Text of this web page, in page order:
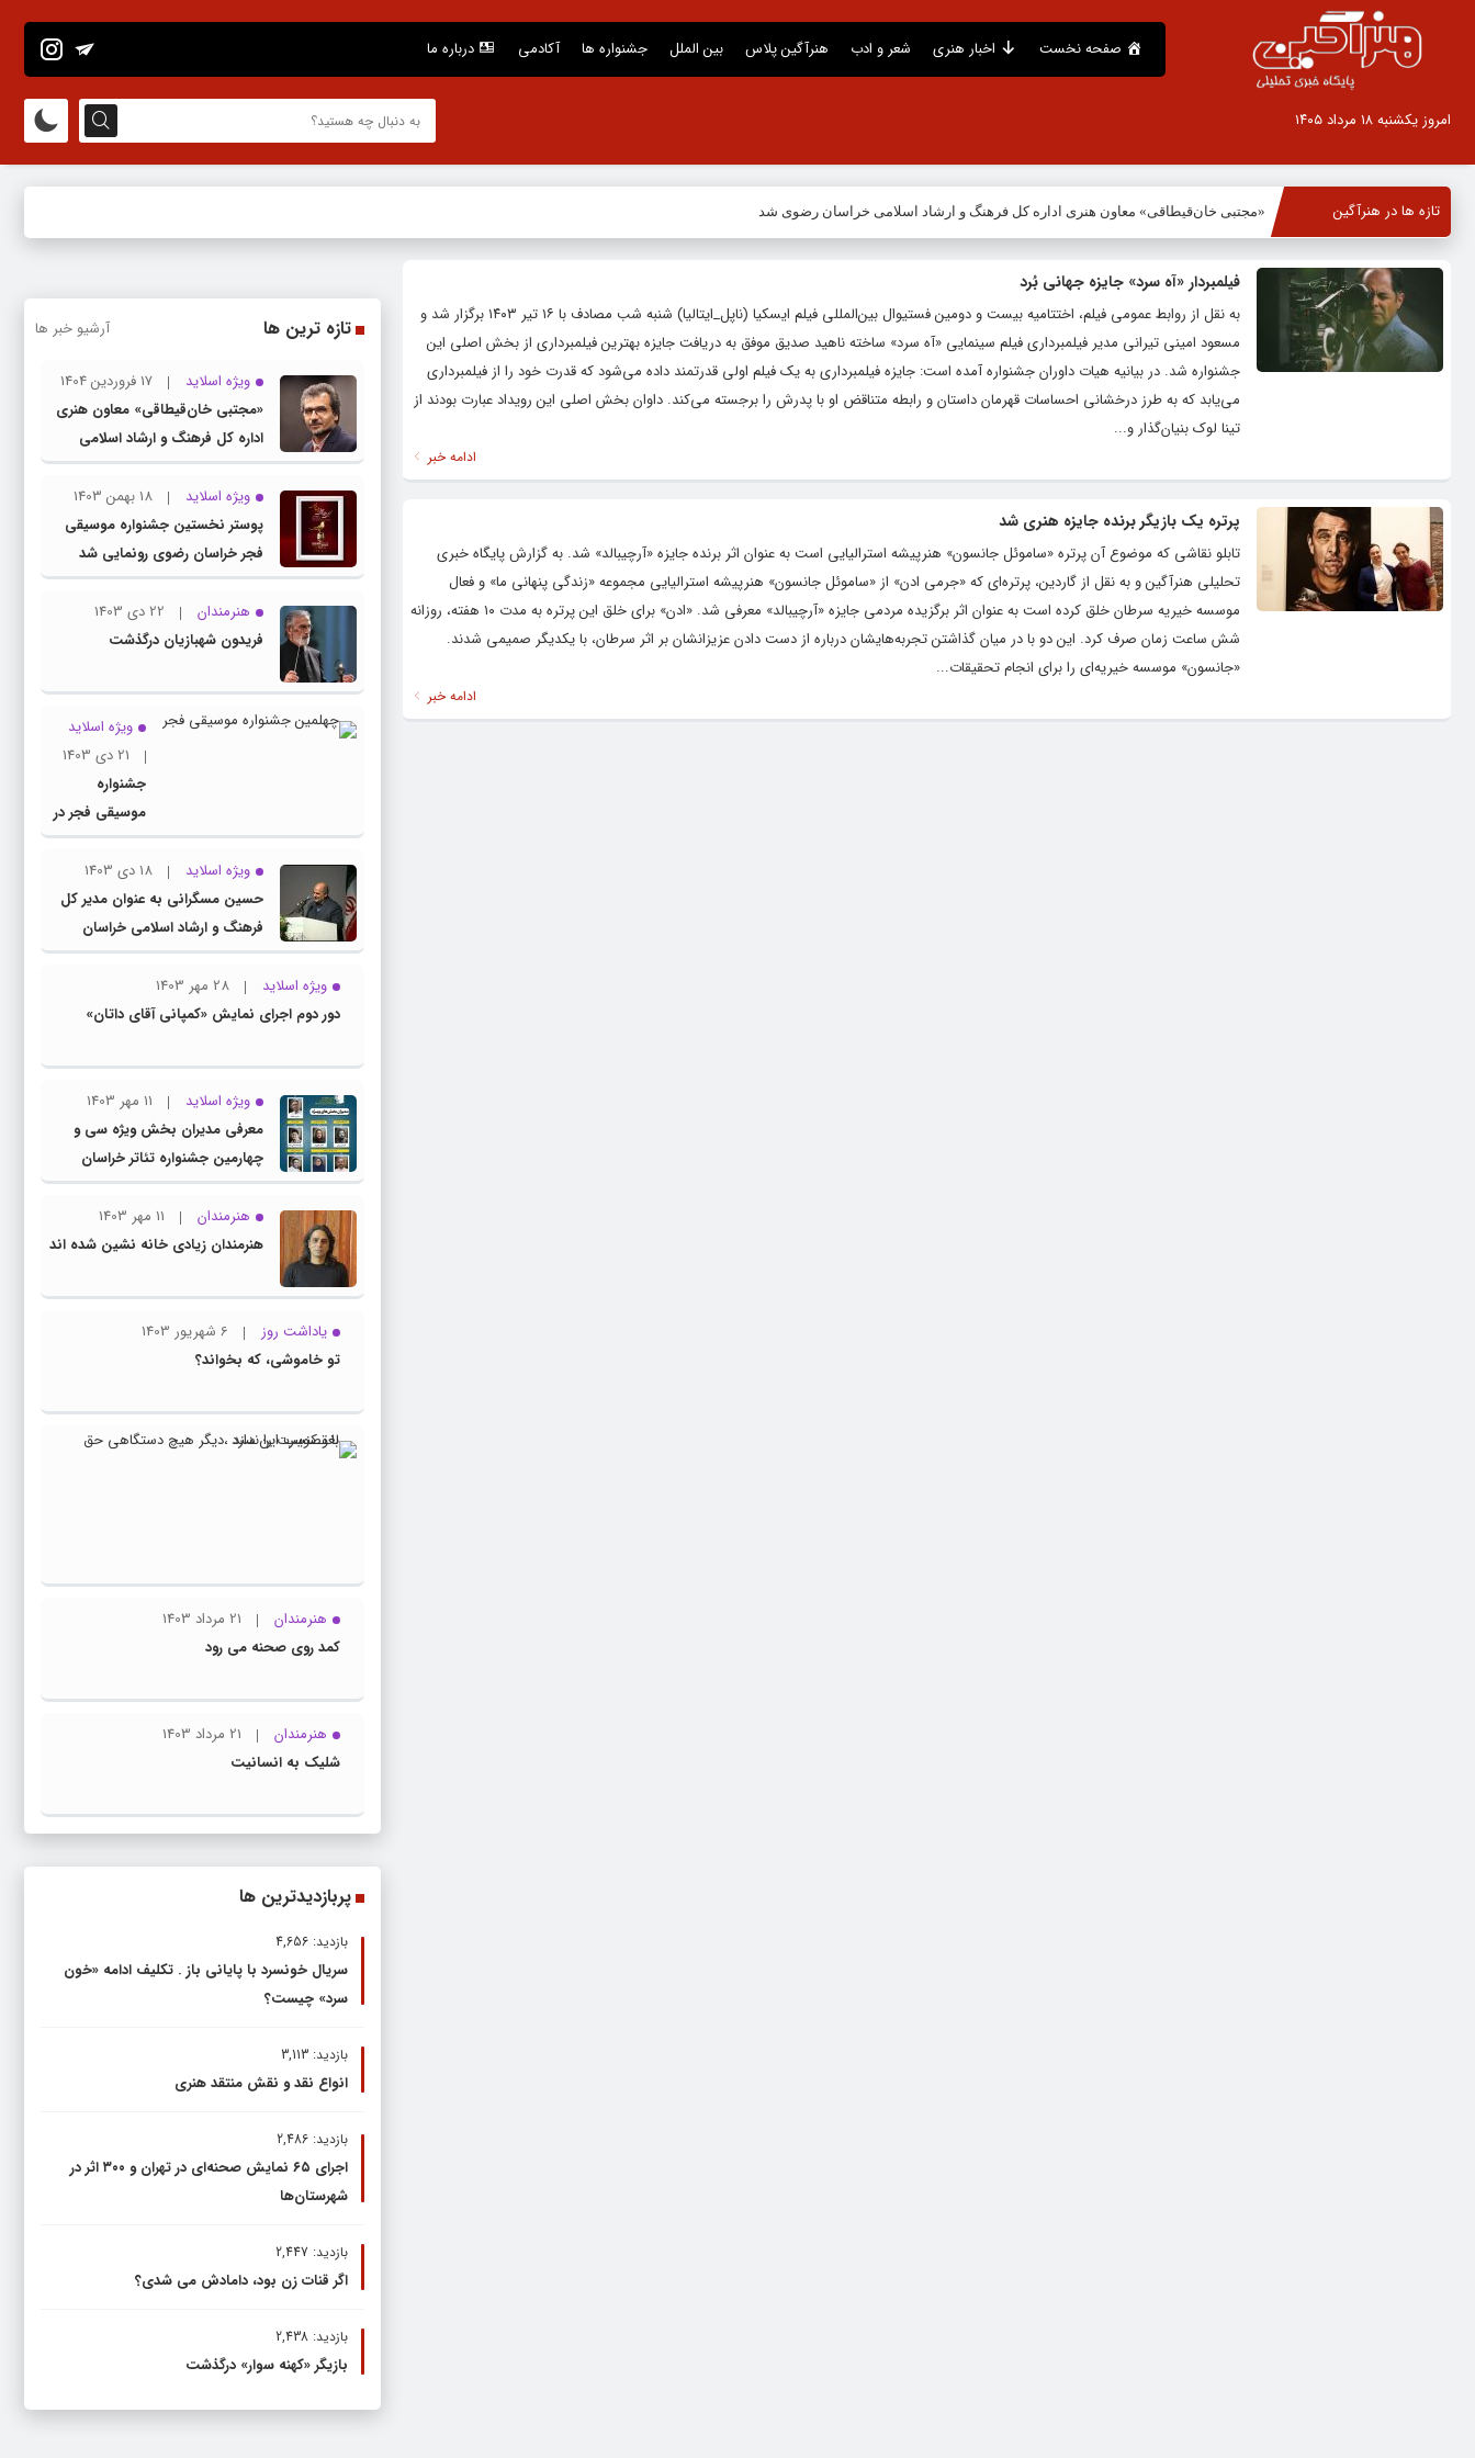
صفحه نخست اخبار هنری شعر و ادب هنرآگین پلاس بین الملل جشنواره ها آکادمی درباره ما
امروز یکشنبه ۱۸ مرداد ۱۴۰۵
تازه ها در هنرآگین «مجتبی خان‌قیطاقی» معاون هنری اداره کل فرهنگ و ارشاد اسلامی خراسان رضوی شد
فیلمبردار «آه سرد» جایزه جهانی بُرد
به نقل از روابط عمومی فیلم، اختتامیه بیست و دومین فستیوال بین‌المللی فیلم ایسکیا (ناپل_ایتالیا) شنبه شب مصادف با ۱۶ تیر ۱۴۰۳ برگزار شد و
مسعود امینی تیرانی مدیر فیلمبرداری فیلم سینمایی «آه سرد» ساخته ناهید صدیق موفق به دریافت جایزه بهترین فیلمبرداری از بخش اصلی این
جشنواره شد. در بیانیه هیات داوران جشنواره آمده است: جایزه فیلمبرداری به یک فیلم اولی قدرتمند داده می‌شود که قدرت خود را از فیلمبرداری
می‌یابد که به طرز درخشانی احساسات قهرمان داستان و رابطه متناقض او با پدرش را برجسته می‌کند. داوان بخش اصلی این رویداد عبارت بودند از
تینا لوک بنیان‌گذار و...
ادامه خبر
پرتره یک بازیگر برنده جایزه هنری شد
تابلو نقاشی که موضوع آن پرتره «ساموئل جانسون»‌ هنرپیشه استرالیایی است به عنوان اثر برنده جایزه «آرچیبالد» شد. به گزارش پایگاه خبری
تحلیلی هنرآگین و به نقل از گاردین،‌ پرتره‌ای که «جرمی ادن»‌ از «ساموئل جانسون» هنرپیشه استرالیایی مجموعه «زندگی پنهانی ما»‌ و فعال
موسسه خیریه سرطان خلق کرده است به عنوان اثر برگزیده مردمی جایزه «آرچیبالد»‌ معرفی شد. «ادن»‌ برای خلق این پرتره به مدت ۱۰ هفته،‌ روزانه
شش ساعت زمان صرف کرد. این دو با در میان گذاشتن تجربه‌هایشان درباره از دست دادن عزیزانشان بر اثر سرطان، با یکدیگر صمیمی شدند.
«جانسون»‌ موسسه خیریه‌ای را برای انجام تحقیقات...
ادامه خبر
تازه ترین ها آرشیو خبر ها
ویژه اسلاید
17 فروردین 1404
«مجتبی خان‌قیطاقی» معاون هنری
اداره کل فرهنگ و ارشاد اسلامی
خراسان رضوی شد
ویژه اسلاید
18 بهمن 1403
پوستر نخستین جشنواره موسیقی
فجر خراسان رضوی رونمایی شد
هنرمندان
22 دی 1403
فریدون شهبازیان درگذشت
ویژه اسلاید
21 دی 1403
جشنواره
موسیقی فجر در
راه خراسان
ویژه اسلاید
18 دی 1403
حسین مسگرانی به عنوان مدیر کل
فرهنگ و ارشاد اسلامی خراسان
رضوی معرفی شد
ویژه اسلاید
28 مهر 1403
دور دوم اجرای نمایش «کمپانی آقای داتان»
ویژه اسلاید
11 مهر 1403
معرفی مدیران بخش ویژه سی و
چهارمین جشنواره تئاتر خراسان
رضوی
هنرمندان
11 مهر 1403
هنرمندان زیادی خانه نشین شده اند
یاداشت روز
6 شهریور 1403
تو خاموشی، که بخواند؟
این
را
هنرمندان
21 مرداد 1403
کمد روی صحنه می رود
هنرمندان
21 مرداد 1403
شلیک به انسانیت
پربازدیدترین ها
بازدید: 4,656
سریال خونسرد با پایانی باز . تکلیف ادامه «خون
سرد» چیست؟
بازدید: 3,113
انواع نقد و نقش منتقد هنری
بازدید: 2,486
اجرای ۶۵ نمایش صحنه‌ای در تهران و ۳۰۰ اثر در
شهرستان‌ها
بازدید: 2,447
اگر قنات زن بود، دامادش می شدی؟
بازدید: 2,438
بازیگر «کهنه سوار» درگذشت